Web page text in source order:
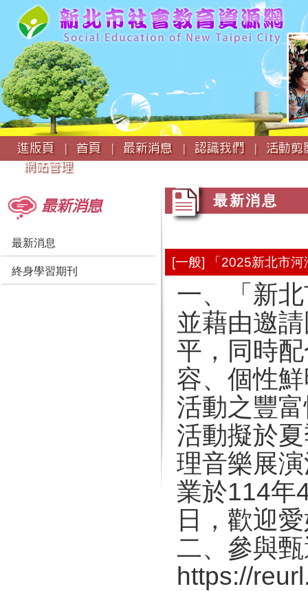
:::
進版頁 |
首頁 | 最新消息 | 認識我們 |
活動
網站管理
最新消息
最新消息
終身學習期刊
最新消息
[一般] 「2025新北市
一、「新
並藉由邀
平，同時
容、個性
活動之豐
活動擬於
理音樂展
業於114年
日，歡迎
二、參與
https://